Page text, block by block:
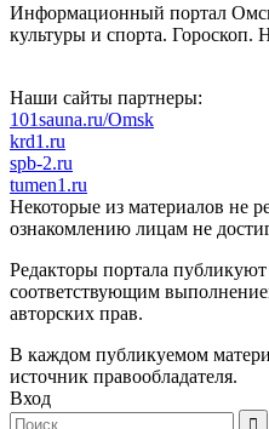
Информационный портал
культуры и спорта. Гороскоп.
Наши сайты партнеры:
101sauna.ru/Omsk
krd1.ru
spb-2.ru
tumen1.ru
Некоторые из материалов не
ознакомлению лицам не
Редакторы портала
соответствующим
авторских прав.
В каждом публикуемом
источник правообладателя.
Вход